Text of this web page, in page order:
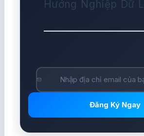
Hướng Nghiệp Dữ
Đăng Ký Ngay